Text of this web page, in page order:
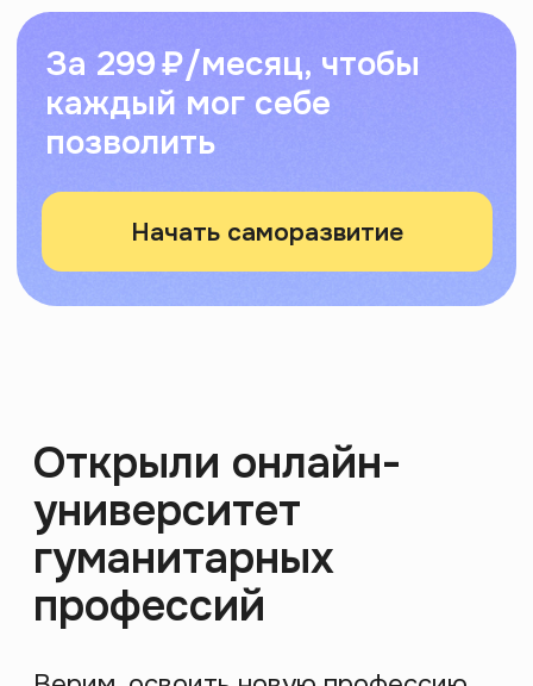
Делаем программы,
которые хотели бы
пройти сами
Религия 07 августа 2026 19:00 МСК
Как религия определяет
жизнь современного
человека
Религия давно вышла за стены храмов: она в
календаре, еде, символах вокруг нас, даже в
получишь инструмент для анализа скрытого